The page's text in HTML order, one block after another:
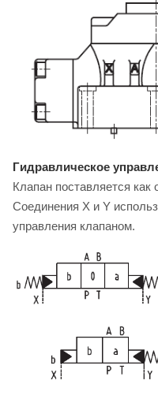
Гидравлическое
Клапан поставляется как
Соединения X и Y
управления клапаном.